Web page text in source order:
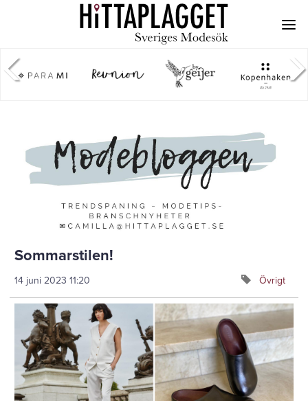
Sommarstilen!
14 juni 2023 11:20 Övrigt